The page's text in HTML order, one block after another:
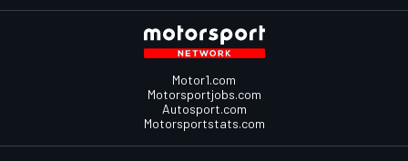
Motor1.com
Motorsportjobs.com
Autosport.com
Motorsportstats.com